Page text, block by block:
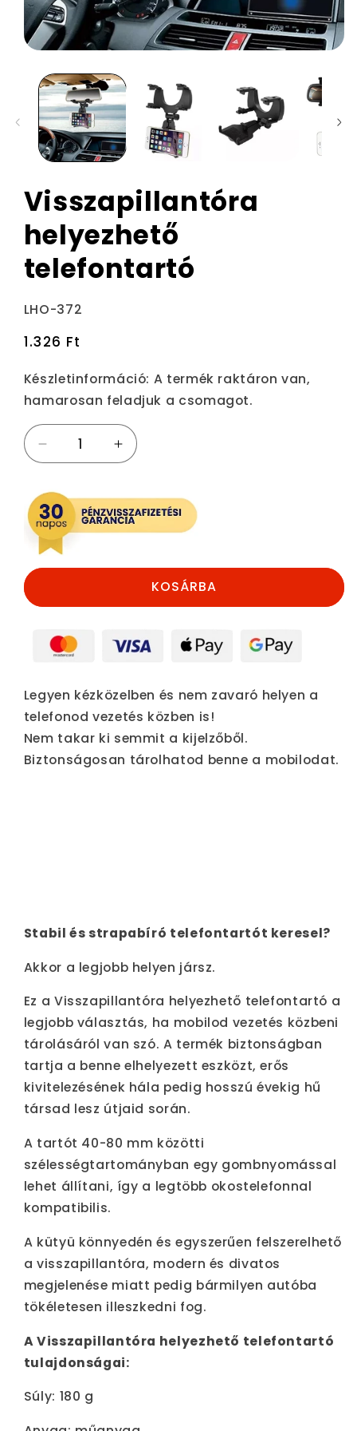
Visszapillantóra
helyezhető
telefontartó
Termékváltozat:
LHO-372
Normál
1.326 Ft
Készletinformáció: A termék raktáron van,
hamarosan feladjuk a csomagot.
Visszapillantóra
helyezhető
mennyiségének
csökkentése
Visszapillantóra
helyezhető
mennyiségének
növelése
KOSÁRBA
Legyen kézközelben és nem zavaró helyen a
telefonod vezetés közben is!
Nem takar ki semmit a kijelzőből.
Biztonságosan tárolhatod benne a mobilodat.
Stabil és strapabíró telefontartót keresel?
Akkor a legjobb helyen jársz.
Ez a Visszapillantóra helyezhető telefontartó a
legjobb választás, ha mobilod vezetés közbeni
tárolásáról van szó. A termék biztonságban
tartja a benne elhelyezett eszközt, erős
kivitelezésének hála pedig hosszú évekig hű
társad lesz útjaid során.
A tartót 40-80 mm közötti
szélességtartományban egy gombnyomással
lehet állítani, így a legtöbb okostelefonnal
kompatibilis.
A kütyü könnyedén és egyszerűen felszerelhető
a visszapillantóra, modern és divatos
megjelenése miatt pedig bármilyen autóba
tökéletesen illeszkedni fog.
A Visszapillantóra helyezhető telefontartó
tulajdonságai:
Súly: 180 g